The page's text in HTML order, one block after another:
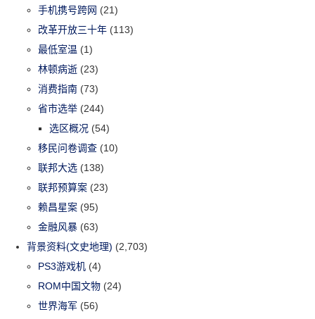
手机携号跨网 (21)
改革开放三十年 (113)
最低室温 (1)
林顿病逝 (23)
消费指南 (73)
省市选举 (244)
选区概况 (54)
移民问卷调查 (10)
联邦大选 (138)
联邦预算案 (23)
赖昌星案 (95)
金融风暴 (63)
背景资料(文史地理) (2,703)
PS3游戏机 (4)
ROM中国文物 (24)
世界海军 (56)